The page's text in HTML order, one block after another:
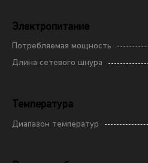
Электропитание
Потребляемая мощность
Длина сетевого шнура
Температура
Диапазон температур